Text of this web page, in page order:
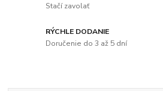
Stačí zavolať
RÝCHLE DODANIE
Doručenie do 3 až 5 dní